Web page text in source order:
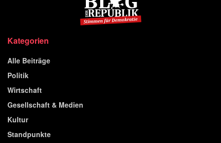
Kategorien
Alle Beiträge
Politik
Wirtschaft
Gesellschaft & Medien
Kultur
Standpunkte